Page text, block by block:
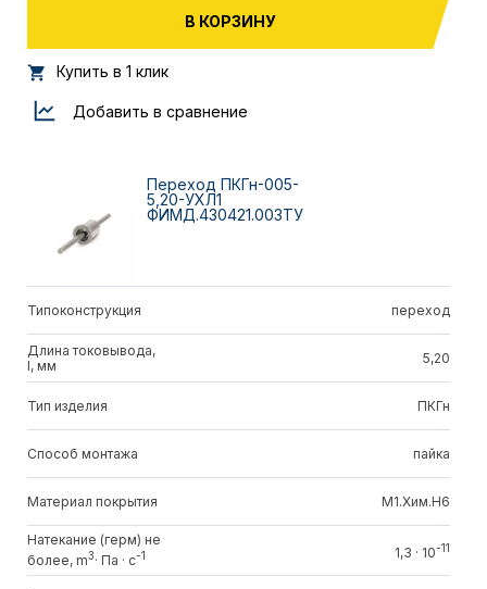
В КОРЗИНУ
Купить в 1 клик
Добавить в сравнение
Переход ПКГн-005-
5,20-УХЛ1
ФИМД.430421.003ТУ
Типоконструкция переход
Длина токовывода,
l, мм
5,20
Тип изделия ПКГн
Способ монтажа пайка
Материал покрытия М1.Хим.Н6
Натекание (герм) не
более, m3· Па · c-1 1,3 · 10-11